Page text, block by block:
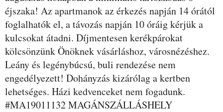
éjszaka! Az apartmanok az érkezés napján 14 órától
foglalhatók el, a távozás napján 10 óráig kérjük a
kulcsokat átadni. Díjmentesen kerékpárokat
kölcsönzünk Önöknek vásárláshoz, városnézéshez.
Leány és legénybúcsú, buli rendezése nem
engedélyezett! Dohányzás kizárólag a kertben
lehetséges. Házi kedvenceket nem fogadunk.
#MA19011132 MAGÁNSZÁLLÁSHELY